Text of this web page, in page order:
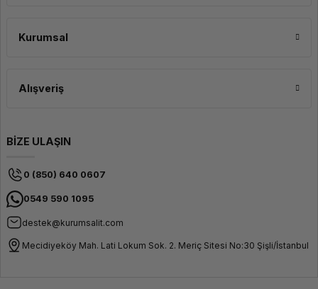
Kurumsal
Alışveriş
BİZE ULAŞIN
0 (850) 640 0607
0549 590 1095
destek@kurumsalit.com
Mecidiyeköy Mah. Lati Lokum Sok. 2. Meriç Sitesi No:30 Şişli/İstanbul